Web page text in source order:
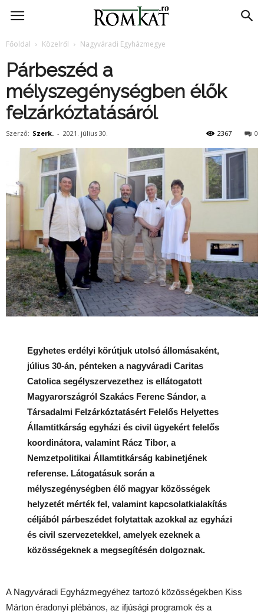
RomKat.ro
Főoldal Közelről Nagyváradi Egyházmegye
Párbeszéd a
mélyszegénységben élők
felzárkóztatásáról
Szerző: Szerk. - 2021. július 30. 0
2367
Egyhetes erdélyi körútjuk utolsó állomásaként,
július 30-án, pénteken a nagyváradi Caritas
Catolica segélyszervezethez is ellátogatott
Magyarországról Szakács Ferenc Sándor, a
Társadalmi Felzárkóztatásért Felelős Helyettes
Államtitkárság egyházi és civil ügyekért felelős
koordinátora, valamint Rácz Tibor, a
Nemzetpolitikai Államtitkárság kabinetjének
referense. Látogatásuk során a
mélyszegénységben élő magyar közösségek
helyzetét mérték fel, valamint kapcsolatkialakítás
céljából párbeszédet folytattak azokkal az egyházi
és civil szervezetekkel, amelyek ezeknek a
közösségeknek a megsegítésén dolgoznak.
A Nagyváradi Egyházmegyéhez tartozó közösségekben Kiss
Márton éradonyi plébános, az ifjúsági programok és a